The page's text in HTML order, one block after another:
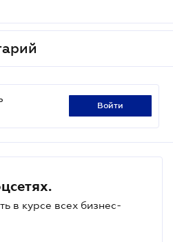
войти
в курсе всех бизнес-